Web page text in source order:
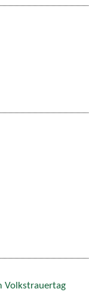
Volkstrauertag